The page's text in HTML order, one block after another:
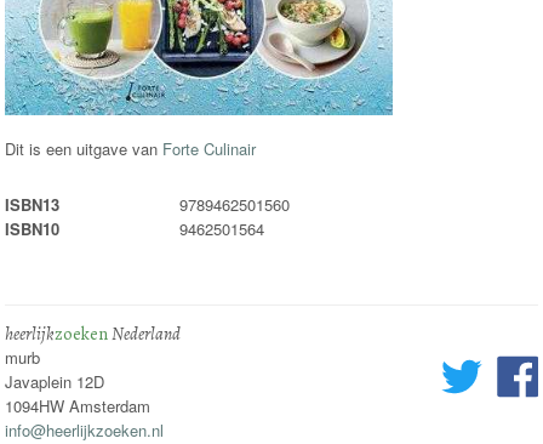
Dit is een uitgave van Forte Culinair
ISBN13
9789462501560
ISBN10
9462501564
heerlijkzoekenNederland
murb
Javaplein 12D
1094HW Amsterdam
info@heerlijkzoeken.nl